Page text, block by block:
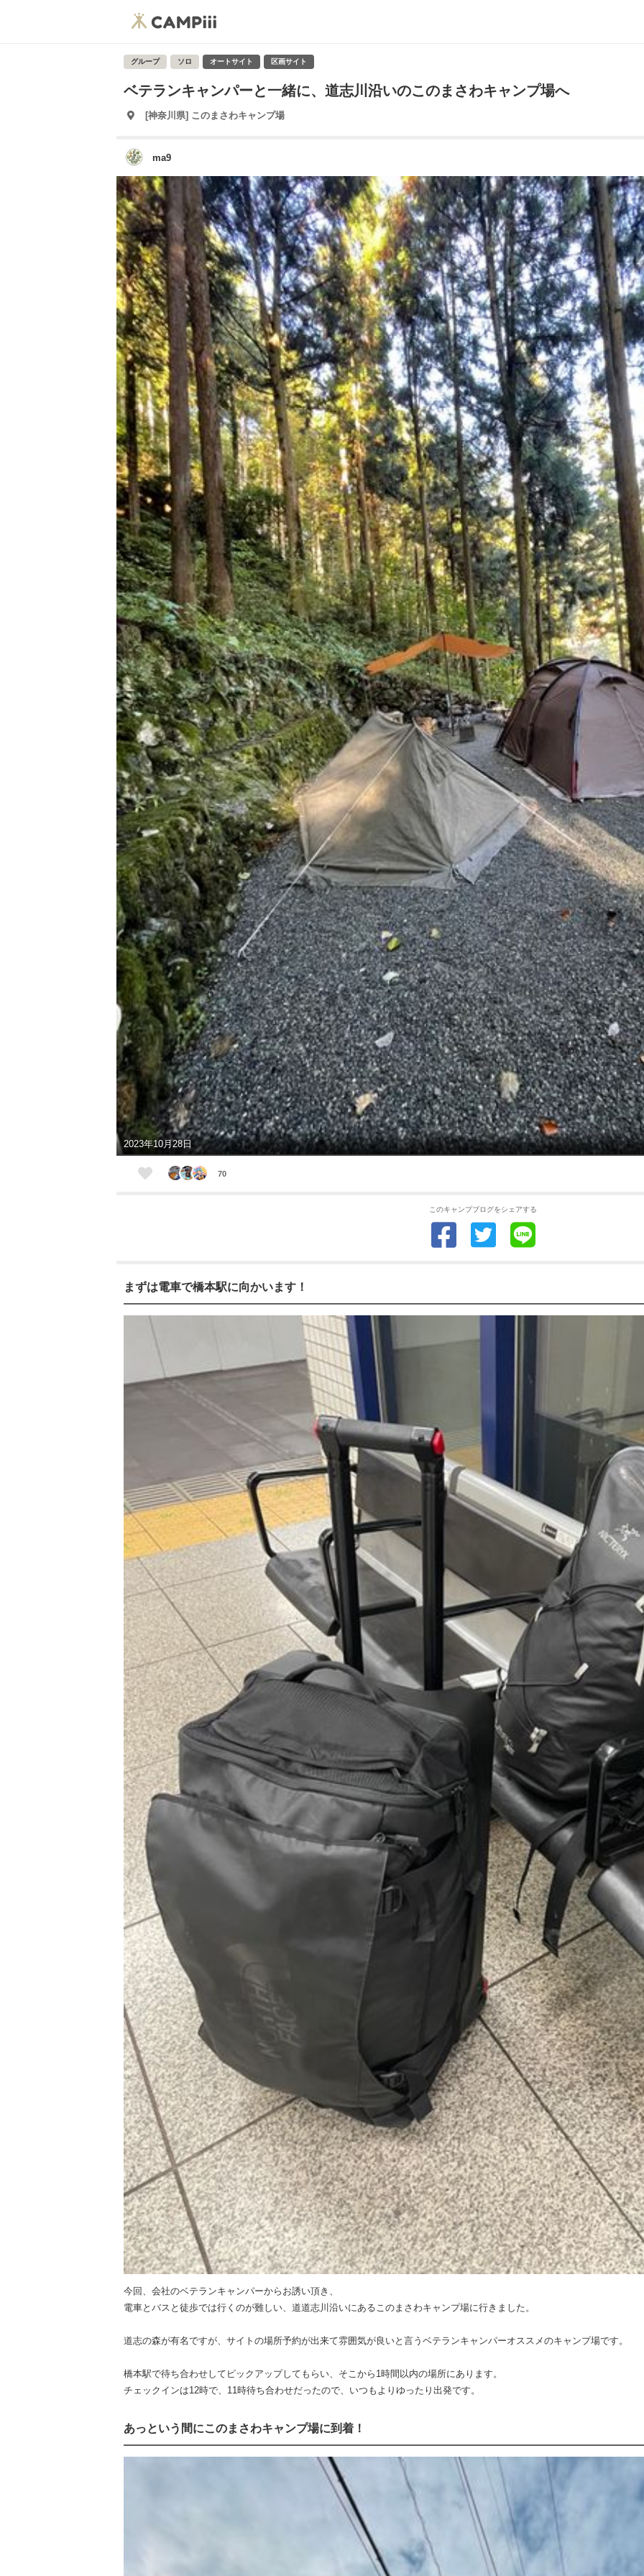
グループ ソロ オートサイト 区画サイト
ベテランキャンパーと一緒に、道志川沿いのこのまさわキャンプ場へ
[神奈川県] このまさわキャンプ場
ma9
2023年10月28日
70
このキャンプブログをシェアする
まずは電車で橋本駅に向かいます！
今回、会社のベテランキャンパーからお誘い頂き、
電車とバスと徒歩では行くのが難しい、道道志川沿いにあるこのまさわキャンプ場に行きました。
道志の森が有名ですが、サイトの場所予約が出来て雰囲気が良いと言うベテランキャンパーオススメのキャンプ場です。
橋本駅で待ち合わせしてピックアップしてもらい、そこから1時間以内の場所にあります。
チェックインは12時で、11時待ち合わせだったので、いつもよりゆったり出発です。
あっという間にこのまさわキャンプ場に到着！